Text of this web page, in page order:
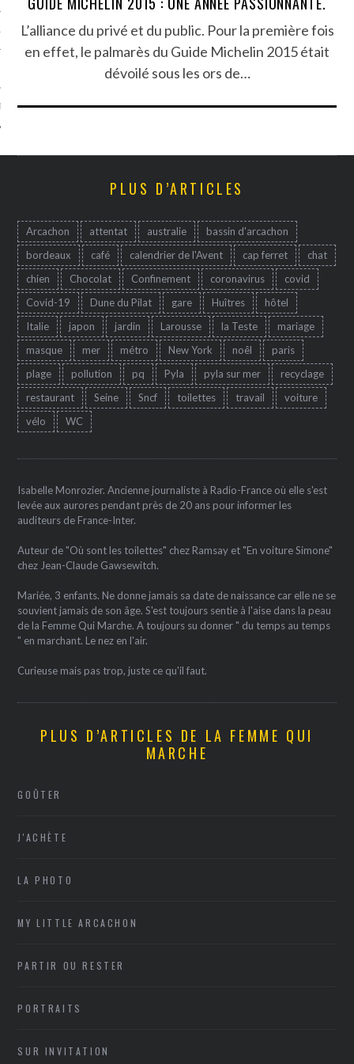
ARCACHON
L’alliance du privé et du public. Pour la première fois
en effet, le palmarès du Guide Michelin 2015 était
dévoilé sous les ors de…
PLUS D’ARTICLES
Arcachon attentat australie
bassin d'arcachon
bordeaux
café calendrier de l'Avent cap ferret
chat
chien
Chocolat Confinement coronavirus
covid
Covid-19
Dune du Pilat gare Huîtres
hôtel
Italie
japon jardin Larousse la Teste
mariage
masque
mer métro New York noêl
paris
plage
pollution pq Pyla pyla sur mer
recyclage
restaurant
Seine Sncf toilettes travail
voiture
vélo
WC
Isabelle Monrozier. Ancienne journaliste à Radio-France où elle s'est
levée aux aurores pendant près de 20 ans pour informer les
auditeurs de France-Inter.
Auteur de "Où sont les toilettes" chez Ramsay et "En voiture Simone"
chez Jean-Claude Gawsewitch.
Mariée, 3 enfants. Ne donne jamais sa date de naissance car elle ne se
souvient jamais de son âge. S'est toujours sentie à l'aise dans la peau
de la Femme Qui Marche. A toujours su donner " du temps au temps
" en marchant. Le nez en l'air.
Curieuse mais pas trop, juste ce qu'il faut.
PLUS D’ARTICLES DE LA FEMME QUI
MARCHE
GOÛTER
J'ACHÈTE
LA PHOTO
MY LITTLE ARCACHON
PARTIR OU RESTER
PORTRAITS
SUR INVITATION